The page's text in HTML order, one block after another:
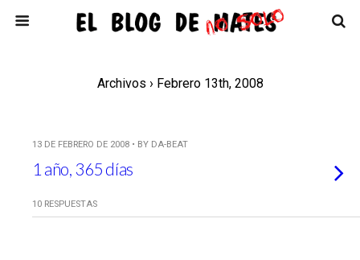
Archivos › Febrero 13th, 2008
13 DE FEBRERO DE 2008 • BY DA-BEAT
1 año, 365 días
10 RESPUESTAS